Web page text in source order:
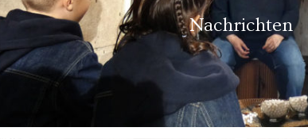
Nachrichten